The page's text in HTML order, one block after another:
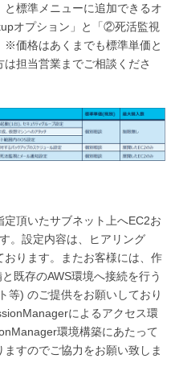
標準メニューに追加できるオ
オプション」と「②死活監視
※価格はあくまでも標準単価と
担当営業までご相談くださ
頂いたサブネット上へEC2お
。設定内容は、ヒアリング
ります。またお客様には、作
既存のAWS環境へ接続を行う
等) のご提供をお願いしており
によるアクセス環
環境構築にあたって
すのでご協力をお願い致しま